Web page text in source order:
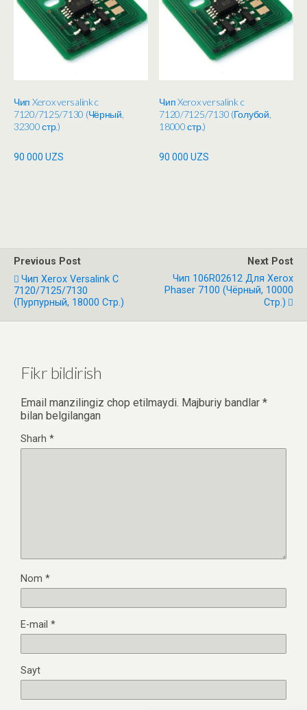
Чип Xerox versalink c
7120/7125/7130 (Чёрный,
32300 стр.)
90 000 UZS
Чип Xerox versalink c
7120/7125/7130 (Голубой,
18000 стр.)
90 000UZS
Previous Post
Чип Xerox Versalink C
7120/7125/7130
(Пурпурный, 18000 Стр.)
Next Post
Чип 106R02612 Для Xerox
Phaser 7100 (Чёрный, 10000
Стр.)
Fikr bildirish
Email manzilingiz chop etilmaydi. Majburiy bandlar *
bilan belgilangan
Sharh *
Nom *
E-mail *
Sayt